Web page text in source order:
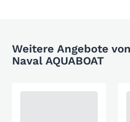
Weitere Angebote
Naval AQUABOAT